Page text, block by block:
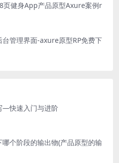
页健身App产品原型Axure案例r
台管理界面-axure原型RP免费下
—快速入门与进阶
个阶段的输出物(产品原型的输